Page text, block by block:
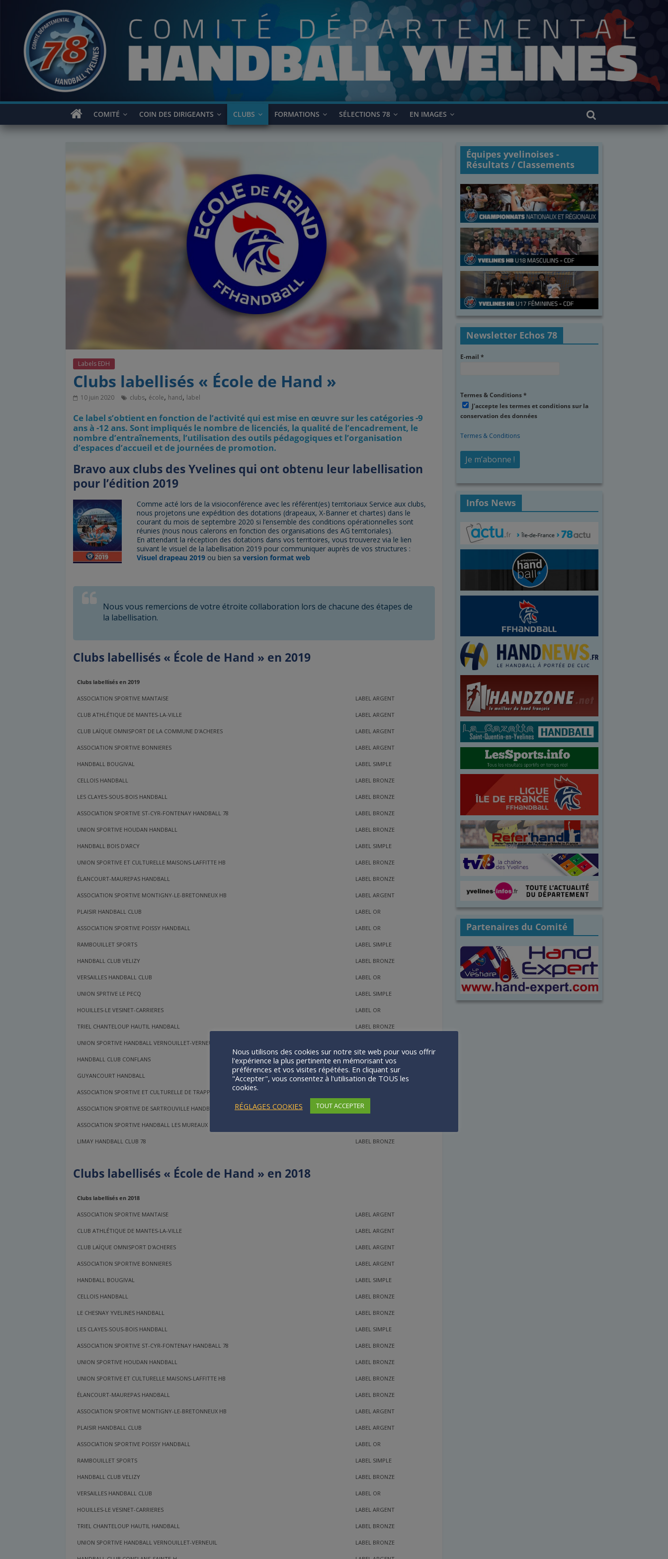
contenu
COMITÉ COIN DES DIRIGEANTS CLUBS FORMATIONS SÉLECTIONS 78 EN IMAGES
Labels EDH
Clubs labellisés « École de Hand »
10 juin 2020 clubs, école, hand, label
Ce label s’obtient en fonction de l’activité qui est mise en œuvre sur les catégories -9
ans à -12 ans. Sont impliqués le nombre de licenciés, la qualité de l’encadrement, le
nombre d’entraînements, l’utilisation des outils pédagogiques et l’organisation
d’espaces d’accueil et de journées de promotion.
Bravo aux clubs des Yvelines qui ont obtenu leur labellisation
pour l’édition 2019
Comme acté lors de la visioconférence avec les référent(es) territoriaux Service aux clubs,
nous projetons une expédition des dotations (drapeaux, X-Banner et chartes) dans le
courant du mois de septembre 2020 si l’ensemble des conditions opérationnelles sont
réunies (nous nous calerons en fonction des organisations des AG territoriales).
En attendant la réception des dotations dans vos territoires, vous trouverez via le lien
suivant le visuel de la labellisation 2019 pour communiquer auprès de vos structures :
Visuel drapeau 2019 ou bien sa version format web
Nous vous remercions de votre étroite collaboration lors de chacune des étapes de
la labellisation.
Clubs labellisés « École de Hand » en 2019
Clubs labellisés en 2019
ASSOCIATION SPORTIVE MANTAISE LABEL ARGENT
CLUB ATHLÉTIQUE DE MANTES-LA-VILLE LABEL ARGENT
CLUB LAÏQUE OMNISPORT DE LA COMMUNE D'ACHERES LABEL ARGENT
ASSOCIATION SPORTIVE BONNIERES LABEL ARGENT
HANDBALL BOUGIVAL LABEL SIMPLE
CELLOIS HANDBALL LABEL BRONZE
LES CLAYES-SOUS-BOIS HANDBALL LABEL BRONZE
ASSOCIATION SPORTIVE ST-CYR-FONTENAY HANDBALL 78 LABEL BRONZE
UNION SPORTIVE HOUDAN HANDBALL LABEL BRONZE
HANDBALL BOIS D'ARCY LABEL SIMPLE
UNION SPORTIVE ET CULTURELLE MAISONS-LAFFITTE HB LABEL BRONZE
ÉLANCOURT-MAUREPAS HANDBALL LABEL BRONZE
ASSOCIATION SPORTIVE MONTIGNY-LE-BRETONNEUX HB LABEL ARGENT
PLAISIR HANDBALL CLUB LABEL OR
ASSOCIATION SPORTIVE POISSY HANDBALL LABEL OR
RAMBOUILLET SPORTS LABEL SIMPLE
HANDBALL CLUB VELIZY LABEL BRONZE
VERSAILLES HANDBALL CLUB LABEL OR
UNION SPRTIVE LE PECQ LABEL SIMPLE
HOUILLES-LE VESINET-CARRIERES LABEL OR
TRIEL CHANTELOUP HAUTIL HANDBALL LABEL BRONZE
UNION SPORTIVE HANDBALL VERNOUILLET-VERNEUIL
HANDBALL CLUB CONFLANS LABEL ARGENT
GUYANCOURT HANDBALL LABEL SIMPLE
ASSOCIATION SPORTIVE ET CULTURELLE DE TRAPPES
ASSOCIATION SPORTIVE DE SARTROUVILLE HANDBALL LABEL SIMPLE
ASSOCIATION SPORTIVE HANDBALL LES MUREAUX
LIMAY HANDBALL CLUB 78 LABEL BRONZE
Clubs labellisés « École de Hand » en 2018
Clubs labellisés en 2018
ASSOCIATION SPORTIVE MANTAISE LABEL ARGENT
CLUB ATHLÉTIQUE DE MANTES-LA-VILLE LABEL ARGENT
CLUB LAÏQUE OMNISPORT D'ACHERES LABEL ARGENT
ASSOCIATION SPORTIVE BONNIERES LABEL ARGENT
HANDBALL BOUGIVAL LABEL SIMPLE
CELLOIS HANDBALL LABEL BRONZE
LE CHESNAY YVELINES HANDBALL LABEL BRONZE
LES CLAYES-SOUS-BOIS HANDBALL LABEL SIMPLE
ASSOCIATION SPORTIVE ST-CYR-FONTENAY HANDBALL 78 LABEL BRONZE
UNION SPORTIVE HOUDAN HANDBALL LABEL BRONZE
UNION SPORTIVE ET CULTURELLE MAISONS-LAFFITTE HB LABEL BRONZE
ÉLANCOURT-MAUREPAS HANDBALL LABEL BRONZE
ASSOCIATION SPORTIVE MONTIGNY-LE-BRETONNEUX HB LABEL ARGENT
PLAISIR HANDBALL CLUB LABEL ARGENT
ASSOCIATION SPORTIVE POISSY HANDBALL LABEL OR
RAMBOUILLET SPORTS LABEL SIMPLE
HANDBALL CLUB VELIZY LABEL BRONZE
VERSAILLES HANDBALL CLUB LABEL OR
HOUILLES-LE VESINET-CARRIERES LABEL ARGENT
TRIEL CHANTELOUP HAUTIL HANDBALL LABEL BRONZE
UNION SPORTIVE HANDBALL VERNOUILLET-VERNEUIL LABEL BRONZE
Équipes yvelinoises -
Résultats / Classements
Newsletter Echos 78
E-mail*
Termes & Conditions*
J'accepte les termes et conditions sur la
conservation des données
Termes & Conditions
Infos News
Partenaires du Comité
Nous utilisons des cookies sur notre site web pour vous offrir
l'expérience la plus pertinente en mémorisant vos
préférences et vos visites répétées. En cliquant sur
"Accepter", vous consentez à l'utilisation de TOUS les
cookies.
RÉGLAGES COOKIES
TOUT ACCEPTER